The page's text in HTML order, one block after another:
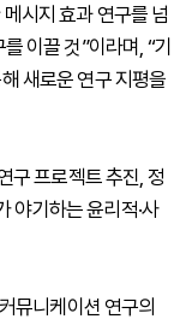
시지 효과 연구를 넘
이끌 것”이라며, “기
새로운 연구 지평을
구 프로젝트 추진, 정
야기하는 윤리적·사
뮤니케이션 연구의